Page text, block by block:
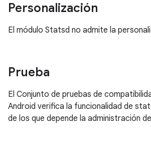
Personalización
El módulo Statsd no admite la
Prueba
El Conjunto de pruebas de
Android verifica la funcionalidad de
de los que depende la administración